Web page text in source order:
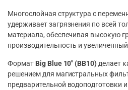
Многослойная структура с
удерживает загрязнения по всей
материала, обеспечивая высокую
производительность и
Формат Big Blue 10″ (BB10) делает
решением для магистральных
предварительной